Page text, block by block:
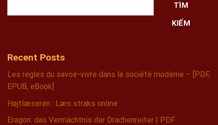
TÌM
KIẾM
Recent Posts
Les règles du savoir-vivre dans la société moderne – [PDF,
EPUB, eBook]
Højtlæseren : Læs straks online
Eragon: das Vermächtnis der Drachenreiter | PDF